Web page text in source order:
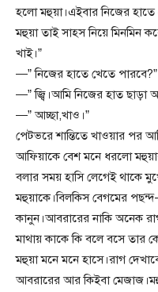
হলো মহুয়া।এইবার নিজের
মহুয়া তাই সাহস নিয়ে মিনমিন
খাই।”
—” নিজের হাতে খেতে পারবে?”
—” জ্বি।আমি নিজের হাত ছাড়া
—” আচ্ছা,খাও।”
পেটভরে শান্তিতে খাওয়ার পর
আফিয়াকে বেশ মনে ধরলো
বলার সময় হাসি লেগেই থাকে
মহুয়াকে।বিলকিস বেগমের
কানুন।আবরারের নাকি অনেক
মাথায় কাকে কি বলে বসে তার
মহুয়া মনে মনে হাসে।রাগ
আবরারের আর কিইবা